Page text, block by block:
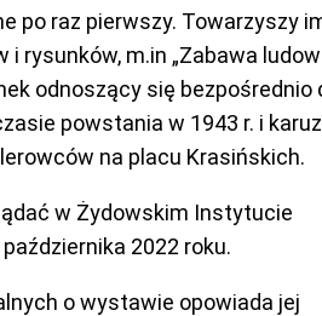
po raz pierwszy. Towarzyszy
rysunków, m.in „Zabawa
odnoszący się bezpośrednio
powstania w 1943 r. i
na placu Krasińskich.
w Żydowskim Instytucie
2022 roku.
o wystawie opowiada jej